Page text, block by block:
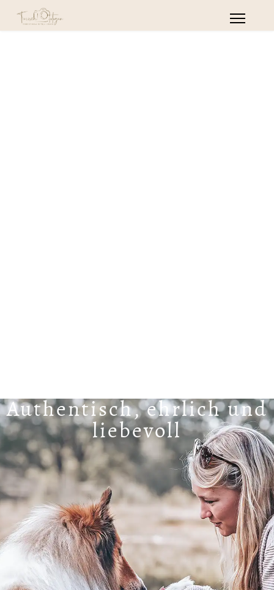
Authentisch, ehrlich und
liebevoll